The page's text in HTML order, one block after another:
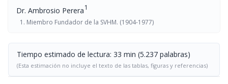
Dr. Ambrosio Perera1
Miembro Fundador de la SVHM. (1904-1977)
Tiempo estimado de lectura: 33 min (5.237 palabras)
(Esta estimación no incluye el texto de las tablas, figuras y referencias)